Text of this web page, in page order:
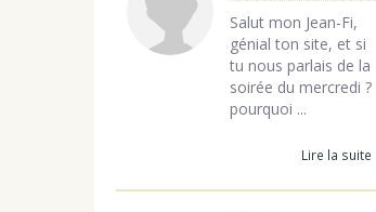
Salut mon Jean-Fi,
génial ton site, et si
tu nous parlais de la
soirée du mercredi ?
pourquoi ...
Lire la suite